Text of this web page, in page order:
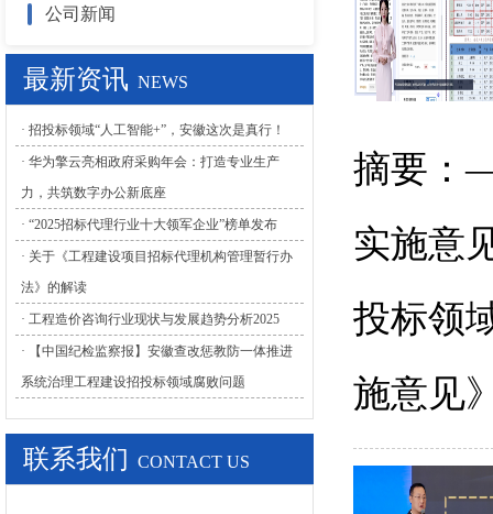
公司新闻
最新资讯 NEWS
· 招投标领域“人工智能+”，安徽这次是真行！
· 华为擎云亮相政府采购年会：打造专业生产
力，共筑数字办公新底座
· “2025招标代理行业十大领军企业”榜单发布
· 关于《工程建设项目招标代理机构管理暂行办
法》的解读
· 工程造价咨询行业现状与发展趋势分析2025
· 【中国纪检监察报】安徽查改惩教防一体推进
系统治理工程建设招投标领域腐败问题
联系我们 CONTACT US
摘要：
实施意
投标领
施意见